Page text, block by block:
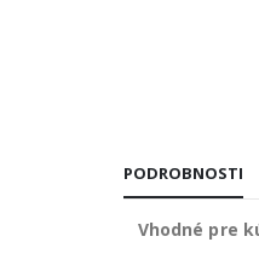
PODROBNOSTI
Vhodné pre